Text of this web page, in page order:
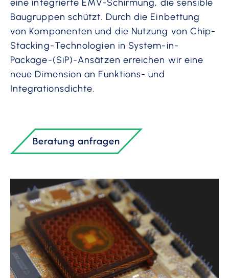
eine integrierte EMV-Schirmung, die sensible
Baugruppen schützt. Durch die Einbettung
von Komponenten und die Nutzung von Chip-
Stacking-Technologien in System-in-
Package-(SiP)-Ansätzen erreichen wir eine
neue Dimension an Funktions- und
Integrationsdichte.
Beratung anfragen